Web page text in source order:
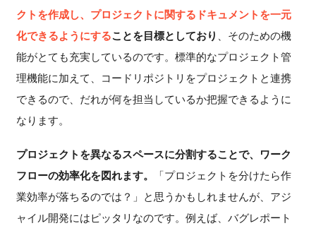
クトを作成し、プロジェクトに関するドキュメントを一元
化できるようにすることを目標としており
、そのための機
能がとても充実しているのです。標準的なプロジェクト管
理機能に加えて、コードリポジトリをプロジェクトと連携
できるので、だれが何を担当しているか把握できるように
なります。
プロジェクトを異なるスペースに分割することで、ワーク
フローの効率化を図れます。
「プロジェクトを分けたら作
業効率が落ちるのでは？」と思うかもしれませんが、アジ
ャイル開発にはピッタリなのです。例えば、バグレポート